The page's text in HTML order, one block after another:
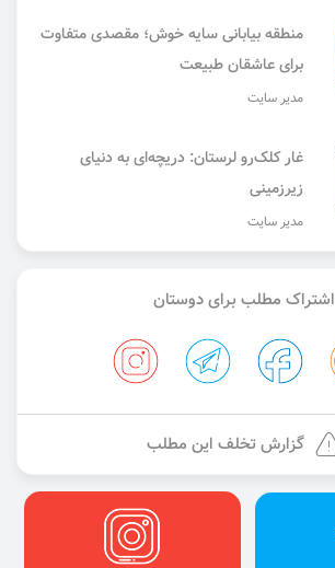
منطقه بیابانی سایه خوش؛ مقصدی متفاوت
برای عاشقان طبیعت
مدیر سایت
غار کلک‌رو لرستان: دریچه‌ای به دنیای
زیرزمینی
مدیر سایت
اشتراک مطلب برای دوستان
گزارش تخلف این مطلب